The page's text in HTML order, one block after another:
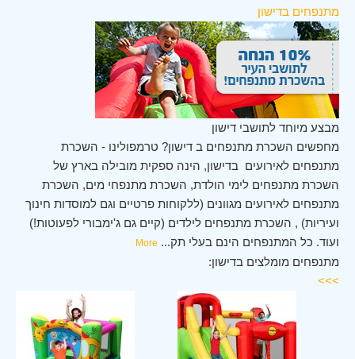
מתנפחים בדישון
מבצע מיוחד לתושבי דישון
מחפשים השכרת מתנפחים ב דישון? טרמפולינו - השכרת
מתנפחים לאירועים בדישון, הינה ספקית מובילה בארץ של
השכרת מתנפחים לימי הולדת, השכרת מתנפחי מים, השכרת
מתנפחים לאירועים מגוונים (ללקוחות פרטיים וגם למוסדות חינוך
ועיריות) , השכרת מתנפחים לילדים (קיים גם ג'ימבורי לפעוטות!)
ועוד. כל המתנפחים הינם בעלי תק...
More
מתנפחים מומלצים בדישון:
>>>